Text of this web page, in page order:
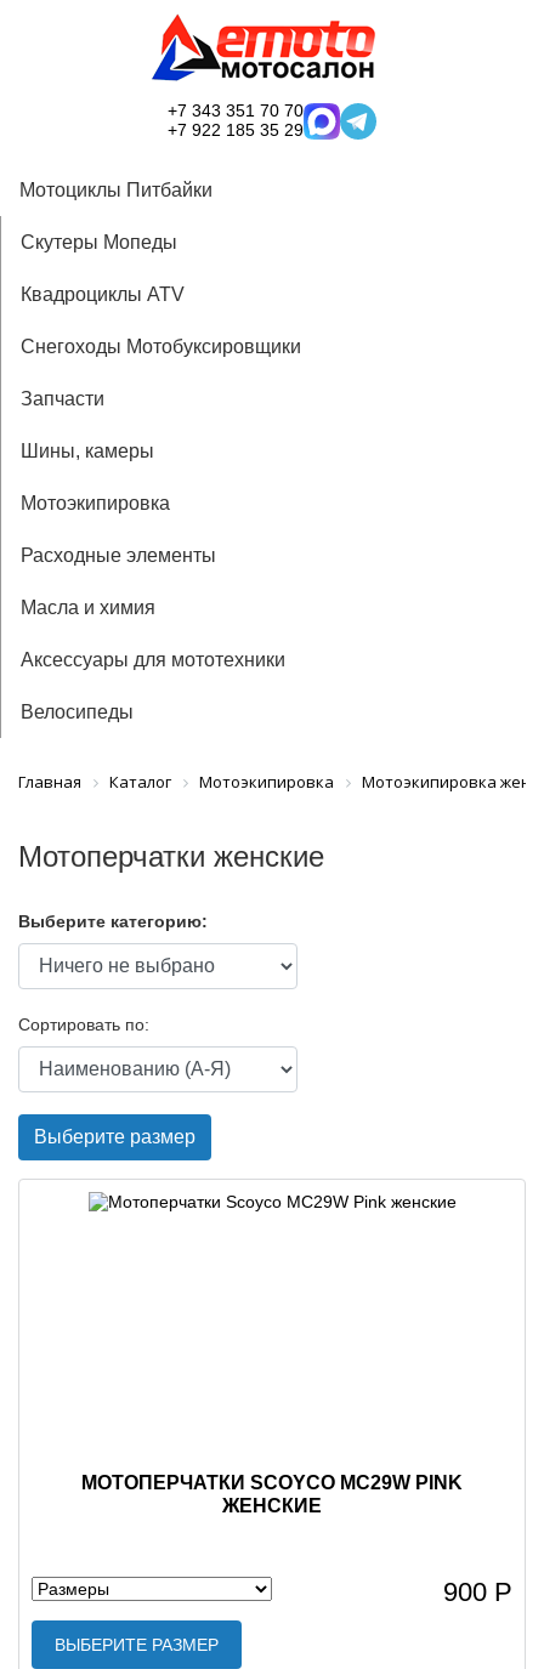
+7 343 351 70 70
+7 922 185 35 29
Мотоциклы Питбайки
Скутеры Мопеды
Квадроциклы ATV
Снегоходы Мотобуксировщики
Запчасти
Шины, камеры
Мотоэкипировка
Расходные элементы
Масла и химия
Аксессуары для мототехники
Велосипеды
Главная Каталог Мотоэкипировка Мотоэкипировка
Мотоперчатки женские
Выберите категорию:
Сортировать по:
Выберите размер
МОТОПЕРЧАТКИ SCOYCO MC29W PINK
ЖЕНСКИЕ
900 Р
ВЫБЕРИТЕ РАЗМЕР